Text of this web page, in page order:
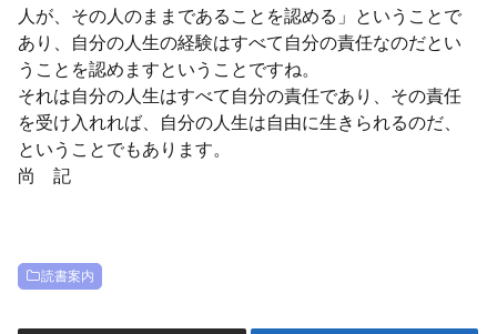
人が、その人のままであることを認める」ということで
あり、自分の人生の経験はすべて自分の責任なのだとい
うことを認めますということですね。
それは自分の人生はすべて自分の責任であり、その責任
を受け入れれば、自分の人生は自由に生きられるのだ、
ということでもあります。
尚 記
読書案内